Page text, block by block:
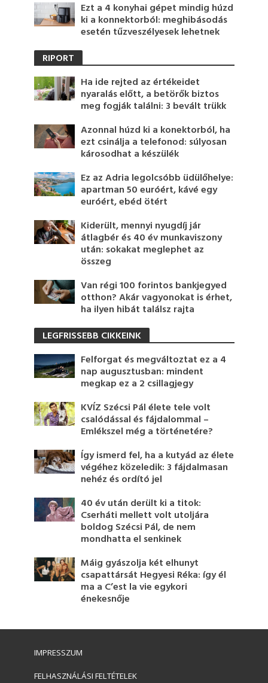
Ezt a 4 konyhai gépet mindig húzd
ki a konnektorból: meghibásodás
esetén tűzveszélyesek lehetnek
RIPORT
Ha ide rejted az értékeidet
nyaralás előtt, a betörők biztos
meg fogják találni: 3 bevált trükk
Azonnal húzd ki a konektorból, ha
ezt csinálja a telefonod: súlyosan
károsodhat a készülék
Ez az Adria legolcsóbb üdülőhelye:
apartman 50 euróért, kávé egy
euróért, ebéd ötért
Kiderült, mennyi nyugdíj jár
átlagbér és 40 év munkaviszony
után: sokakat meglephet az
összeg
Van régi 100 forintos bankjegyed
otthon? Akár vagyonokat is érhet,
ha ilyen hibát találsz rajta
LEGFRISSEBB CIKKEINK
Felforgat és megváltoztat ez a 4
nap augusztusban: mindent
megkap ez a 2 csillagjegy
KVÍZ Szécsi Pál élete tele volt
csalódással és fájdalommal –
Emlékszel még a történetére?
Így ismerd fel, ha a kutyád az élete
végéhez közeledik: 3 fájdalmasan
nehéz és ordító jel
40 év után derült ki a titok:
Cserháti mellett volt utoljára
boldog Szécsi Pál, de nem
mondhatta el senkinek
Máig gyászolja két elhunyt
csapattársát Hegyesi Réka: így él
ma a C’est la vie egykori
énekesnője
IMPRESSZUM
FELHASZNÁLÁSI FELTÉTELEK